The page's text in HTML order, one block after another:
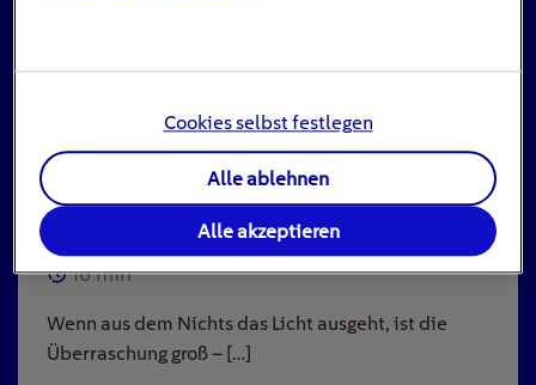
Stromausfall: Das ist zu tun, wenn das Licht
ausgeht
16min
Wenn aus dem Nichts das Licht ausgeht, ist die
Überraschung groß – […]
Cookies selbst festlegen
Alle ablehnen
Alle akzeptieren